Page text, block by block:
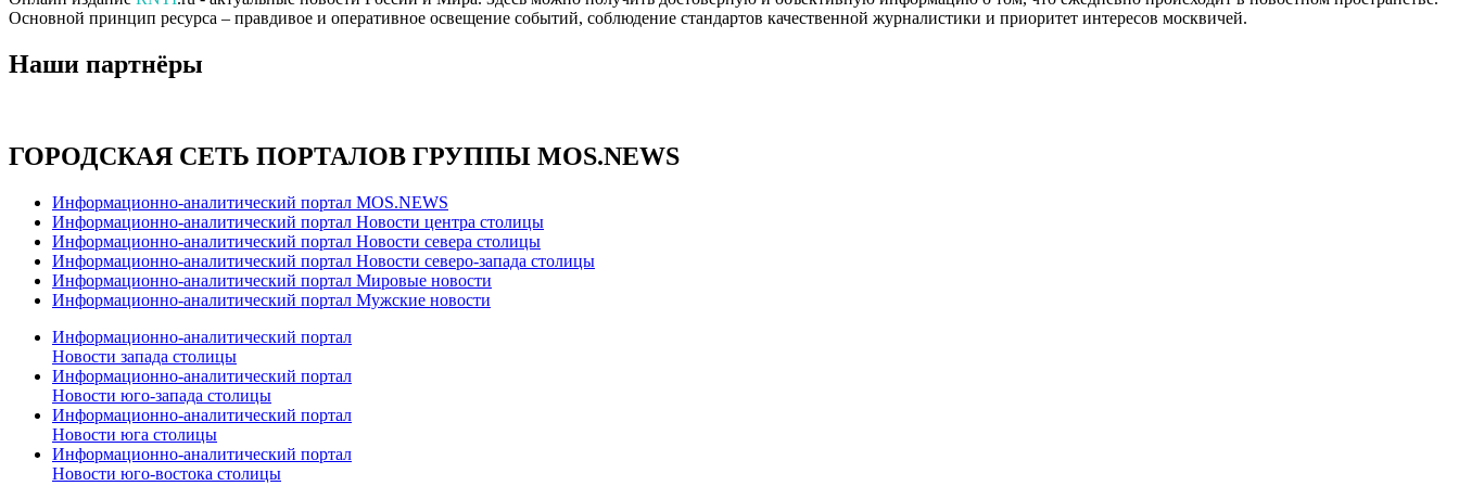
Основной принцип ресурса – правдивое и оперативное освещение событий, соблюдение стандартов качественной журналистики и приоритет интересов москвичей.
Наши партнёры
ГОРОДСКАЯ СЕТЬ ПОРТАЛОВ ГРУППЫ MOS.NEWS
Информационно-аналитический портал MOS.NEWS
Информационно-аналитический портал Новости центра столицы
Информационно-аналитический портал Новости севера столицы
Информационно-аналитический портал Новости северо-запада столицы
Информационно-аналитический портал Мировые новости
Информационно-аналитический портал Мужские новости
Информационно-аналитический портал
Новости запада столицы
Информационно-аналитический портал
Новости юго-запада столицы
Информационно-аналитический портал
Новости юга столицы
Информационно-аналитический портал
Новости юго-востока столицы